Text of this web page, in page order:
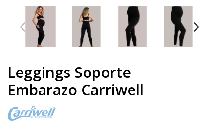
Leggings Soporte
Embarazo Carriwell